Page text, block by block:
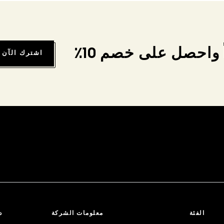
على خصم 10٪ اشترك الآن
الفئة معلومات الشركة